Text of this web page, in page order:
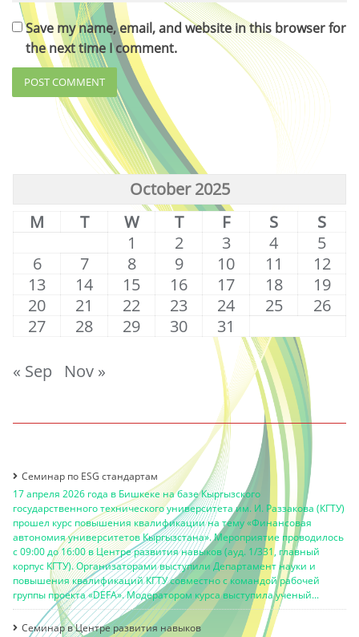
Save my name, email, and website in this browser for
the next time I comment.
October 2025
M
T W T F S
S
1
2 3 4
5
6
7 8 9 10 11
12
13
14 15 16 17 18
19
20
21 22 23 24 25
26
27
28 29 30 31
« Sep Nov »
Семинар по ESG стандартам
17 апреля 2026 года в Бишкеке на базе Кыргызского
государственного технического университета им. И. Раззакова (КГТУ)
прошел курс повышения квалификации на тему «Финансовая
автономия университетов Кыргызстана». Мероприятие проводилось
с 09:00 до 16:00 в Центре развития навыков (ауд. 1/331, главный
корпус КГТУ). Организаторами выступили Департамент науки и
повышения квалификаций КГТУ совместно с командой рабочей
группы проекта «DEFA». Модератором курса выступила ученый...
Семинар в Центре развития навыков